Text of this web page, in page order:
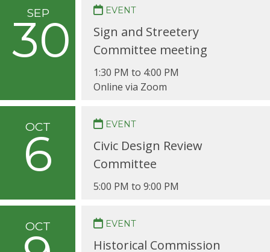
SEP
30
EVENT
Sign and Streetery
Committee meeting
1:30 PM to 4:00 PM
Online via Zoom
OCT
6
EVENT
Civic Design Review
Committee
5:00 PM to 9:00 PM
OCT EVENT
Historical Commission